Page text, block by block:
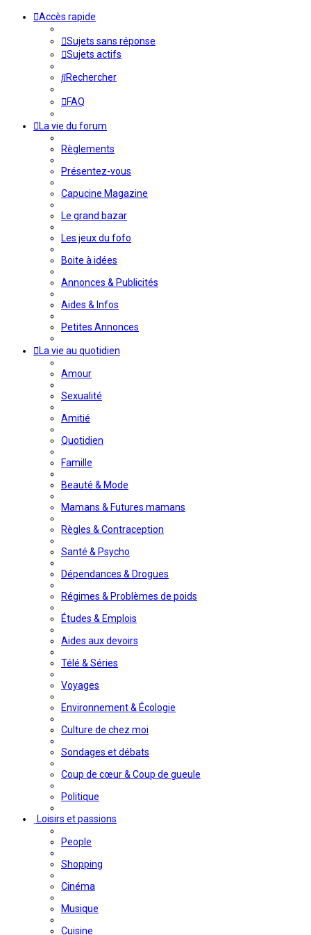
Accès rapide
Sujets sans réponse
Sujets actifs
Rechercher
FAQ
La vie du forum
Règlements
Présentez-vous
Capucine Magazine
Le grand bazar
Les jeux du fofo
Boite à idées
Annonces & Publicités
Aides & Infos
Petites Annonces
La vie au quotidien
Amour
Sexualité
Amitié
Quotidien
Famille
Beauté & Mode
Mamans & Futures mamans
Règles & Contraception
Santé & Psycho
Dépendances & Drogues
Régimes & Problèmes de poids
Études & Emplois
Aides aux devoirs
Télé & Séries
Voyages
Environnement & Écologie
Culture de chez moi
Sondages et débats
Coup de cœur & Coup de gueule
Politique
Loisirs et passions
People
Shopping
Cinéma
Musique
Cuisine